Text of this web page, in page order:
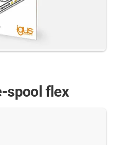
spool flex